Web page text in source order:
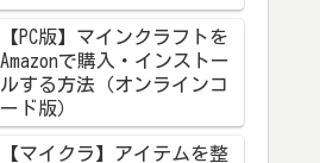
【PC版】マインクラフトを
Amazonで購入・インストー
ルする方法（オンラインコ
ード版）
【マイクラ】アイテムを整